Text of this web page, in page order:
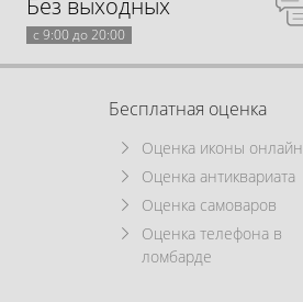
с 9:00 до 20:00
Бесплатная оценка
Оценка иконы онлайн
Оценка антиквариата
Оценка самоваров
Оценка телефона в
ломбарде